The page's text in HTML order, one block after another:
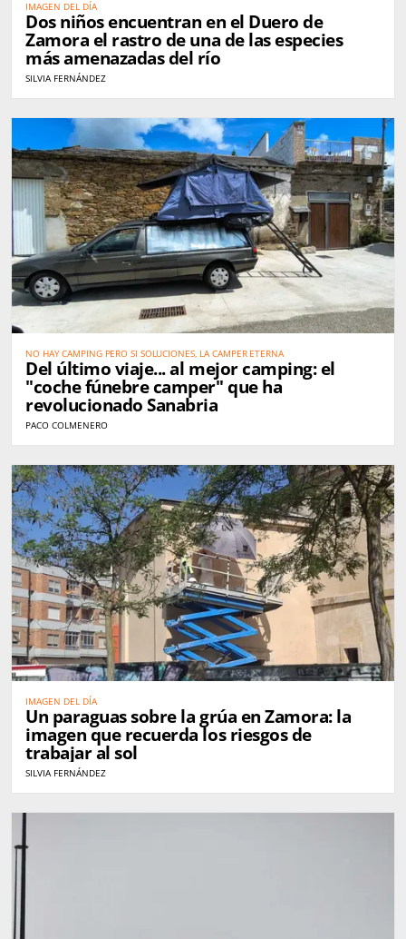
IMAGEN DEL DÍA
Dos niños encuentran en el Duero de
Zamora el rastro de una de las especies
más amenazadas del río
SILVIA FERNÁNDEZ
NO HAY CAMPING PERO SI SOLUCIONES, LA CAMPER ETERNA
Del último viaje... al mejor camping: el
"coche fúnebre camper" que ha
revolucionado Sanabria
PACO COLMENERO
IMAGEN DEL DÍA
Un paraguas sobre la grúa en Zamora: la
imagen que recuerda los riesgos de
trabajar al sol
SILVIA FERNÁNDEZ